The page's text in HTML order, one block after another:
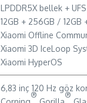
LPDDR5X bellek +
12GB + 256GB / 12GB
Xiaomi Offline
Xiaomi 3D IceLoop
Xiaomi HyperOS
6,83 inç 120 Hz göz
® ®